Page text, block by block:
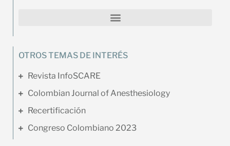
OTROS TEMAS DE INTERÉS
Revista InfoSCARE
Colombian Journal of Anesthesiology
Recertificación
Congreso Colombiano 2023